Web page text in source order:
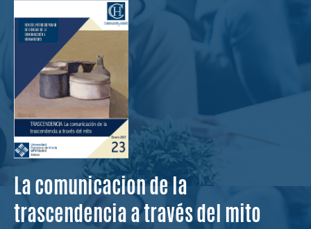
La comunicacion de la
trascendencia a través del mito